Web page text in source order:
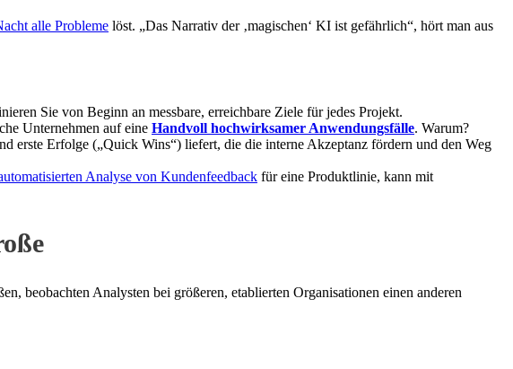
alle Probleme löst. „Das Narrativ der ‚magischen‘ KI ist gefährlich“, hört man aus
Sie von Beginn an messbare, erreichbare Ziele für jedes Projekt.
Unternehmen auf eine Handvoll hochwirksamer Anwendungsfälle. Warum?
erste Erfolge („Quick Wins“) liefert, die die interne Akzeptanz fördern und den Weg
Analyse von Kundenfeedback für eine Produktlinie, kann mit
beobachten Analysten bei größeren, etablierten Organisationen einen anderen